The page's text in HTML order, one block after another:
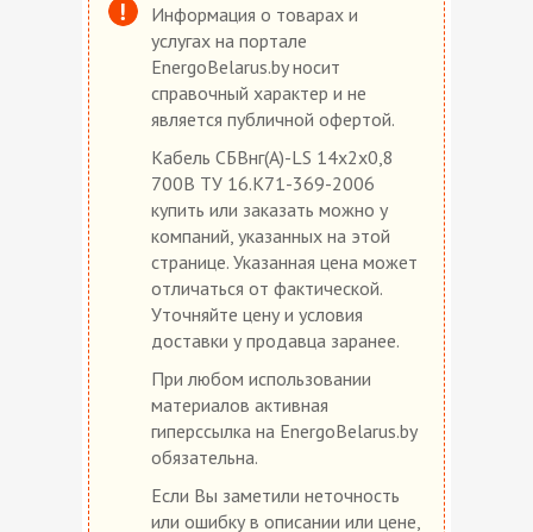
Информация о товарах и
услугах на портале
EnergoBelarus.by носит
справочный характер и не
является публичной офертой.
Кабель СБВнг(А)-LS 14х2х0,8
700В ТУ 16.К71-369-2006
купить или заказать можно у
компаний, указанных на этой
странице. Указанная цена может
отличаться от фактической.
Уточняйте цену и условия
доставки у продавца заранее.
При любом использовании
материалов активная
гиперссылка на EnergoBelarus.by
обязательна.
Если Вы заметили неточность
или ошибку в описании или цене,